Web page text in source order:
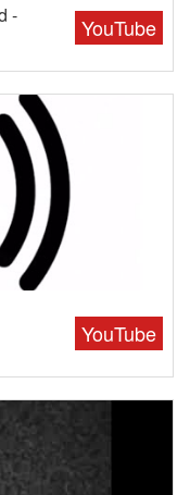
YouTube
-
YouTube